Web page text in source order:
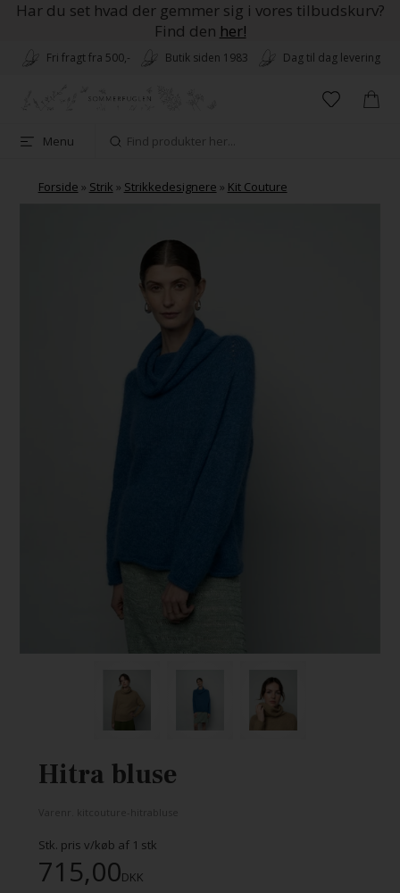
Har du set hvad der gemmer sig i vores tilbudskurv?
Find den her!
Fri fragt fra 500,- Butik siden 1983 Dag til dag levering
Menu
Forside » Strik » Strikkedesignere » Kit Couture
Hitra bluse
Stk. pris v/køb af 1 stk
715,00DKK